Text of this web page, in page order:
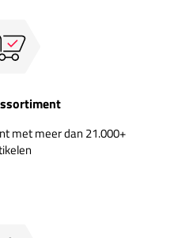
met meer dan 21.000+